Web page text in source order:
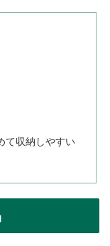
て収納しやすい